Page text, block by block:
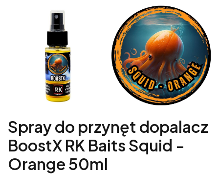
Spray do przynęt dopalacz
BoostX RK Baits Squid -
Orange 50ml